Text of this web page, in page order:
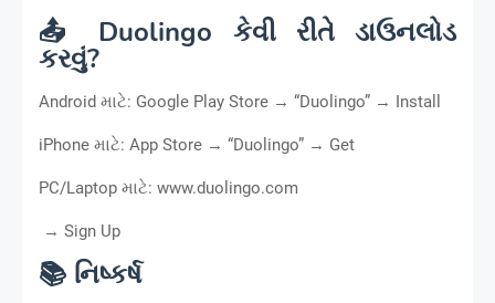
📤 Duolingo કેવી રીતે ડાઉનલોડ
કરવું?
Android માટે: Google Play Store → “Duolingo” → Install
iPhone માટે: App Store → “Duolingo” → Get
PC/Laptop માટે: www.duolingo.com
→ Sign Up
📚 નિષ્કર્ષ